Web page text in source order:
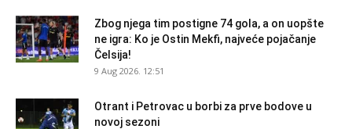
Zbog njega tim postigne 74 gola, a on uopšte
ne igra: Ko je Ostin Mekfi, najveće pojačanje
Čelsija!
9 Aug 2026. 12:51
Otrant i Petrovac u borbi za prve bodove u
novoj sezoni